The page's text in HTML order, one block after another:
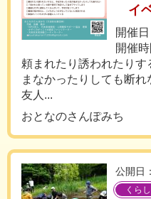
イ
開催
開催
頼まれたり誘われたり
まなかったりしても断
友人...
おとなのさんぽみち
公開日
くら